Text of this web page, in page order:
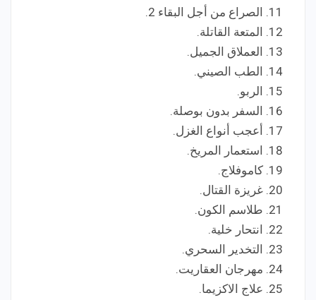
الصراع من أجل البقاء 2.
المتعة القاتلة.
العملاق الجميل.
الطب الصيني.
الربو.
السفر بدون بوصلة.
أعجب أنواع الغزل.
استعمار المريخ.
كاموفلاج.
غريزة القتال.
طلاسم الكون.
انتحار خلية.
التخدير السحري.
مهرجان العقاريت.
علاج الاكزيما.